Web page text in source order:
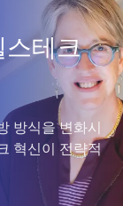
스테크
방식을 변화시
혁신이 전략적